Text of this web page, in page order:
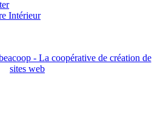
Intérieur
- La coopérative de création de
sites web